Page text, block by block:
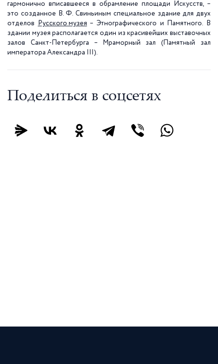
гармонично вписавшееся в обрамление площади Искусств, –
это созданное В. Ф. Свиньиным специальное здание для двух
отделов
Русского музея – Этнографического и Памятного. В
здании музея располагается один из красивейших выставочных
залов Санкт-Петербурга – Мраморный зал (Памятный зал
императора Александра III).
Поделиться в соцсетях